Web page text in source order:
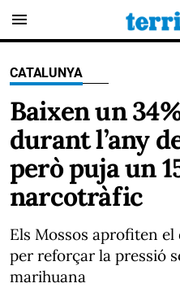
menu
CATALUNYA
Baixen un
durant l’any
però puja un
narcotràfic
Els Mossos aprofiten
per reforçar la pressió
marihuana